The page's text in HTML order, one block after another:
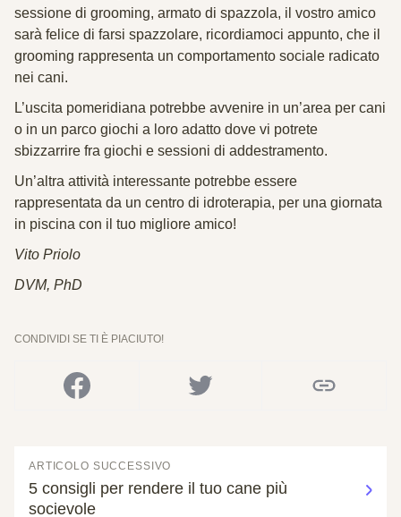
sessione di grooming, armato di spazzola, il vostro amico
sarà felice di farsi spazzolare, ricordiamoci appunto, che il
grooming rappresenta un comportamento sociale radicato
nei cani.
L’uscita pomeridiana potrebbe avvenire in un’area per cani
o in un parco giochi a loro adatto dove vi potrete
sbizzarrire fra giochi e sessioni di addestramento.
Un’altra attività interessante potrebbe essere
rappresentata da un centro di idroterapia, per una giornata
in piscina con il tuo migliore amico!
Vito Priolo
DVM, PhD
CONDIVIDI SE TI È PIACIUTO!
ARTICOLO SUCCESSIVO
5 consigli per rendere il tuo cane più
socievole